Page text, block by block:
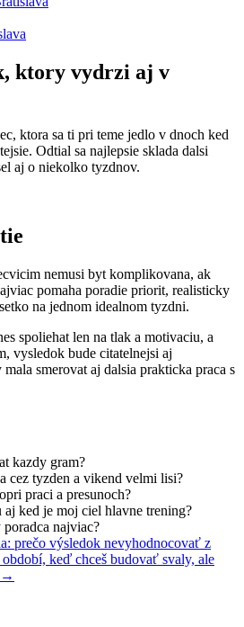
ktory vydrzi aj v
ktora sa ti pri teme jedlo v dnoch ked
Odtial sa najlepsie sklada dalsi
aj o niekolko tyzdnov.
nemusi byt komplikovana, ak
pomaha poradie priorit, realisticky
na jednom idealnom tyzdni.
spoliehat len na tlak a motivaciu, a
vysledok bude citatelnejsi aj
smerovat aj dalsia prakticka praca s
kazdy gram?
cez tyzden a vikend velmi lisi?
praci a presunoch?
ked je moj ciel hlavne trening?
najviac?
prečo výsledok nevyhodnocovať z
keď chceš budovať svaly, ale
→